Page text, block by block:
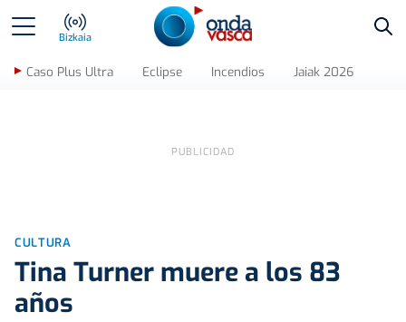
Bizkaia
Caso Plus Ultra Eclipse Incendios Jaiak 2026
CULTURA
Tina Turner muere a los 83
años